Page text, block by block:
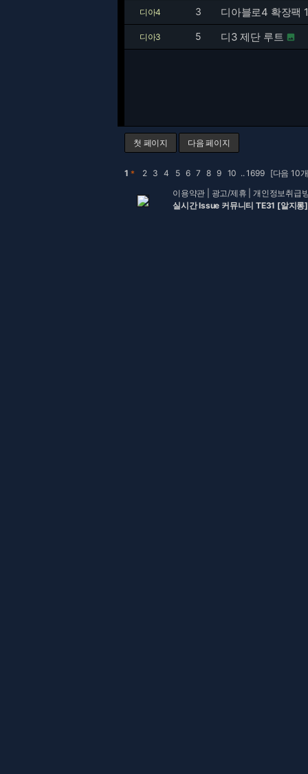
디아4 3 디아블로4 확장팩
디아3 5 디3 제단 루트 
첫 페이지 다음 페이지
1 ＊ 2 3 4 5 6 7 8 9 10 ..1699 [다음 10
이용약관
광고/제휴 |개인정보취급
실시간 Issue 커뮤니티 TE31 [알지